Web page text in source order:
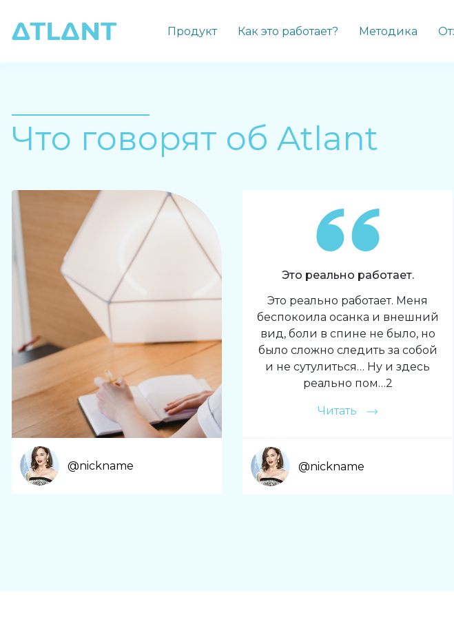
Продукт Как это работает? Методика
Что говорят об Atlant
@nickname
Это реально работает.
Это реально работает. Меня
беспокоила осанка и внешний
вид, боли в спине не было, но
было сложно следить за собой
и не сутулиться… Ну и здесь
реально пом…2
Читать
@nickname